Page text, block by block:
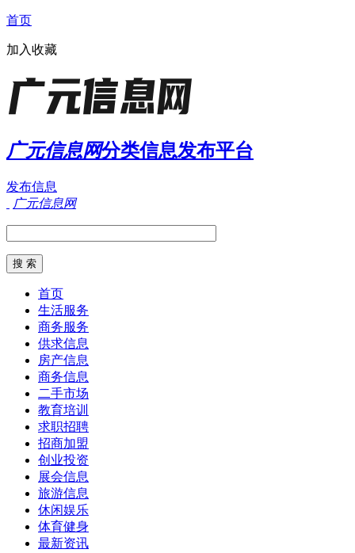
首页
加入收藏
广元信息网分类信息发布平台
发布信息
广元信息网
首页
生活服务
商务服务
供求信息
房产信息
商务信息
二手市场
教育培训
求职招聘
招商加盟
创业投资
展会信息
旅游信息
休闲娱乐
体育健身
最新资讯